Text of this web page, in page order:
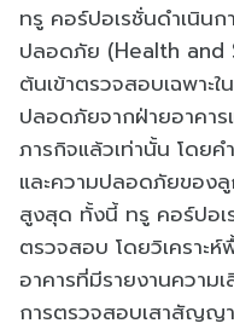
ทรู คอร์ปอเรชั่นดำเนิน
ปลอดภัย (Health and
ต้นเข้าตรวจสอบเฉพาะ
ปลอดภัยจากฝ่ายอาคา
ภารกิจแล้วเท่านั้น โดย
และความปลอดภัยของ
สูงสุด ทั้งนี้ ทรู คอร์ปอเ
ตรวจสอบ โดยวิเครา
อาคารที่มีรายงานความ
การตรวจสอบเสาสัญญ